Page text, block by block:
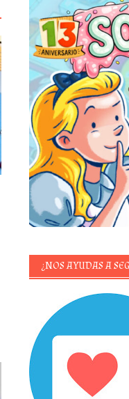
¿NOS AYUDAS A